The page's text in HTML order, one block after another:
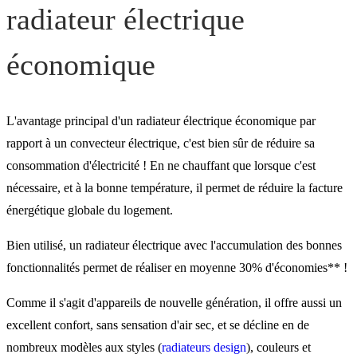
radiateur électrique
économique
L'avantage principal d'un radiateur électrique économique par
rapport à un convecteur électrique, c'est bien sûr de réduire sa
consommation d'électricité ! En ne chauffant que lorsque c'est
nécessaire, et à la bonne température, il permet de réduire la facture
énergétique globale du logement.
Bien utilisé, un radiateur électrique avec l'accumulation des bonnes
fonctionnalités permet de réaliser en moyenne 30% d'économies** !
Comme il s'agit d'appareils de nouvelle génération, il offre aussi un
excellent confort, sans sensation d'air sec, et se décline en de
nombreux modèles aux styles (radiateurs design), couleurs et